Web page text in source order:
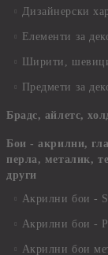
Дизайнерски
Елементи за
Ширити,
Предмети за
Брадс, айлетс,
Бои - акрилни,
перла, металик,
други
Акрилни бои -
Акрилни бои -
Акрилни бои